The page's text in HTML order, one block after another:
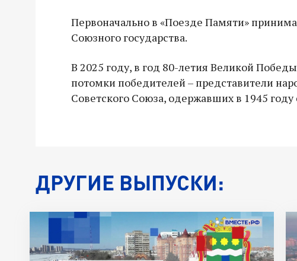
Первоначально в «Поезде Памяти»
Союзного государства.
В 2025 году, в год 80-летия Великой
потомки победителей – представители
Советского Союза, одержавших в 1945
ДРУГИЕ ВЫПУСКИ: